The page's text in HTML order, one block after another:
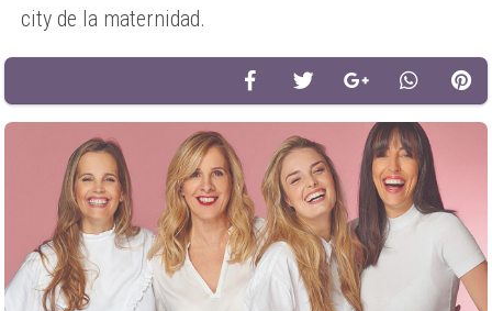
city de la maternidad.